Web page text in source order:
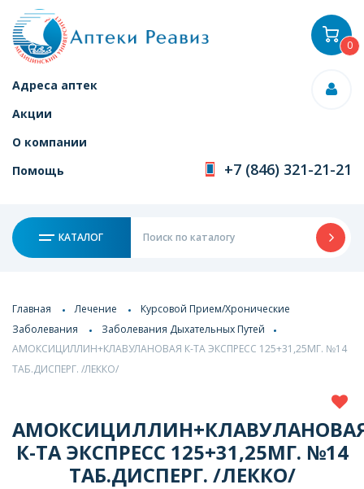
Адреса аптек
Акции
О компании
Помощь
+7 (846) 321-21-21
КАТАЛОГ
0
Главная Лечение
Курсовой Прием/Хронические
Заболевания
Заболевания Дыхательных Путей
АМОКСИЦИЛЛИН+КЛАВУЛАНОВАЯ К-ТА ЭКСПРЕСС 125+31,25МГ. №14
ТАБ.ДИСПЕРГ. /ЛЕККО/
К-ТА ЭКСПРЕСС 125+31,25МГ. №14
ТАБ.ДИСПЕРГ. /ЛЕККО/